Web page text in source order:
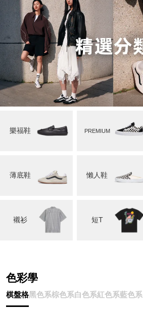
樂福鞋 PREMIUM
薄底鞋 懶人鞋
襯衫 短T
色彩學
棋盤格黑色系棕色系白色系紅色系藍色系